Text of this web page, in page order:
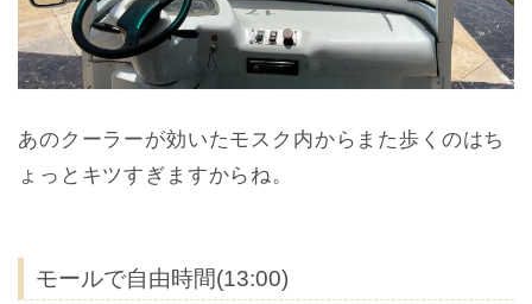
あのクーラーが効いたモスク内からまた歩くのはち
ょっとキツすぎますからね。
モールで自由時間(13:00)